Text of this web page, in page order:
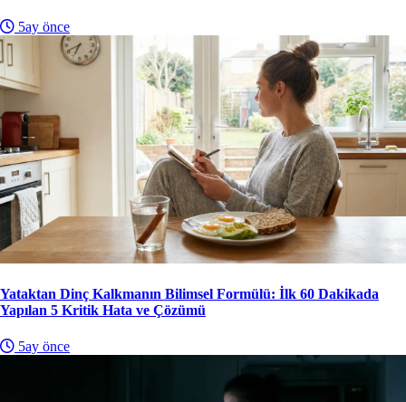
5ay önce
Yataktan Dinç Kalkmanın Bilimsel Formülü: İlk 60 Dakikada
Yapılan 5 Kritik Hata ve Çözümü
5ay önce